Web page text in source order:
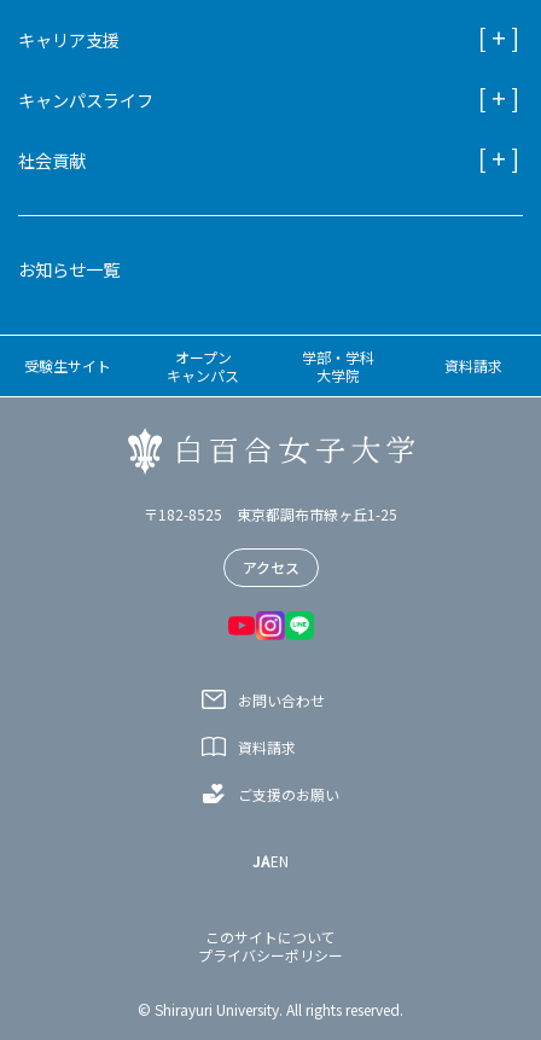
キャリア支援
キャンパスライフ
社会貢献
お知らせ一覧
受験生サイト
オープン
キャンパス
学部・学科
大学院
資料請求
〒182-8525 東京都調布市緑ヶ丘1-25
アクセス
お問い合わせ
資料請求
ご支援のお願い
JAEN
このサイトについて
プライバシーポリシー
© Shirayuri University. All rights reserved.